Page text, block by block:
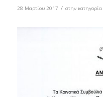
28 Μαρτίου 2017 / στην κατηγορία